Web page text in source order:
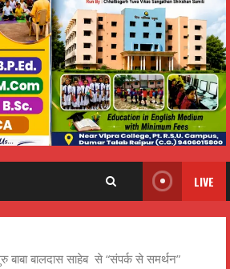
LIVE
बाबा बालदास साहेब से “संपर्क से समर्थन”